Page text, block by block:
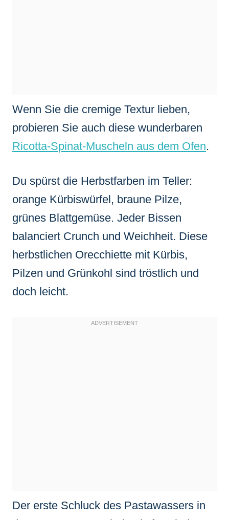
Wenn Sie die cremige Textur lieben,
probieren Sie auch diese wunderbaren
Ricotta-Spinat-Muscheln aus dem Ofen.
Du spürst die Herbstfarben im Teller:
orange Kürbiswürfel, braune Pilze,
grünes Blattgemüse. Jeder Bissen
balanciert Crunch und Weichheit. Diese
herbstlichen Orecchiette mit Kürbis,
Pilzen und Grünkohl sind tröstlich und
doch leicht.
Der erste Schluck des Pastawassers in